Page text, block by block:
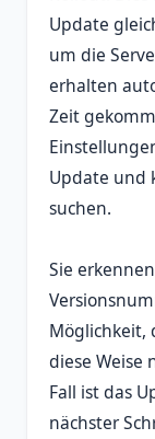
Update
um die
erhalten
Zeit
Update und
suchen.
Sie
Möglichkeit,
diese Weise
Fall ist das
nächster